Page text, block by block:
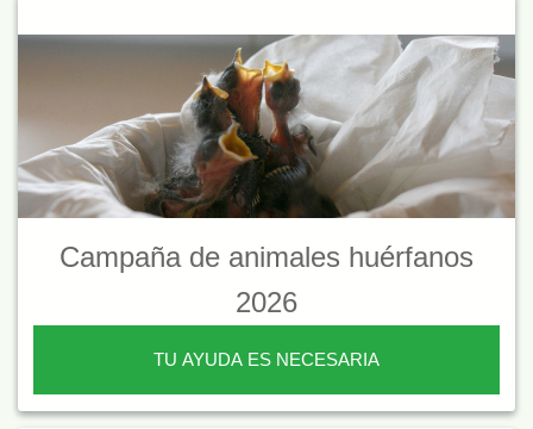
Campaña de animales huérfanos
2026
TU AYUDA ES NECESARIA